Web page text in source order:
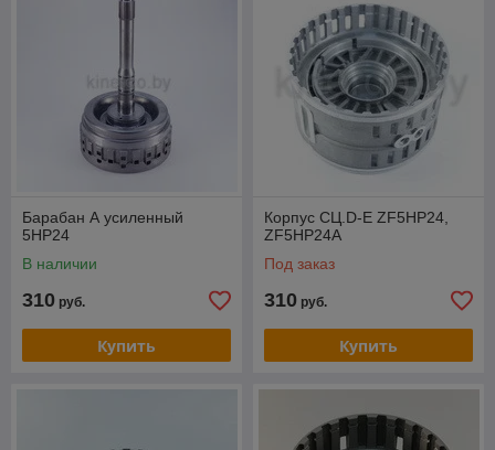
Барабан А усиленный
5HP24
В наличии
310 руб.
Купить
Корпус СЦ.D-E ZF5HP24,
ZF5HP24A
Под заказ
310 руб.
Купить